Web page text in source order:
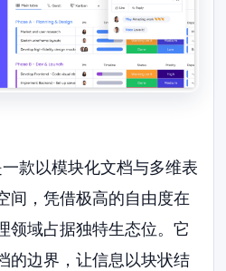
款以模块化文档与多维表
间，凭借极高的自由度在
领域占据独特生态位。它
的边界，让信息以块状结